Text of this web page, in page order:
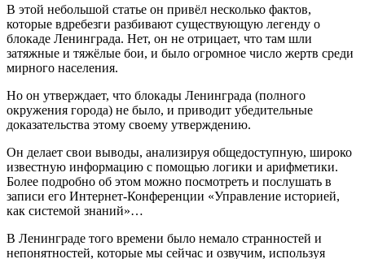
В этой небольшой статье он привёл несколько фактов,
которые вдребезги разбивают существующую легенду о
блокаде Ленинграда. Нет, он не отрицает, что там шли
затяжные и тяжёлые бои, и было огромное число жертв среди
мирного населения.
Но он утверждает, что блокады Ленинграда (полного
окружения города) не было, и приводит убедительные
доказательства этому своему утверждению.
Он делает свои выводы, анализируя общедоступную, широко
известную информацию с помощью логики и арифметики.
Более подробно об этом можно посмотреть и послушать в
записи его Интернет-Конференции «Управление историей,
как системой знаний»…
В Ленинграде того времени было немало странностей и
непонятностей, которые мы сейчас и озвучим, используя